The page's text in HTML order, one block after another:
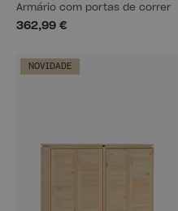
Armário com portas de correr
362,99 €
NOVIDADE